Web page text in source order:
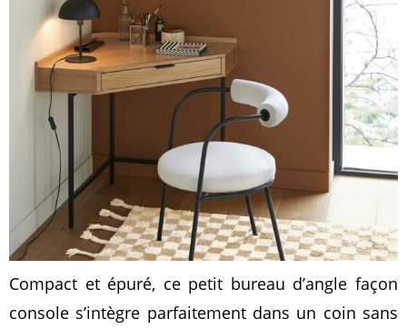
Compact et épuré, ce petit bureau d’angle façon
console s’intègre parfaitement dans un coin sans